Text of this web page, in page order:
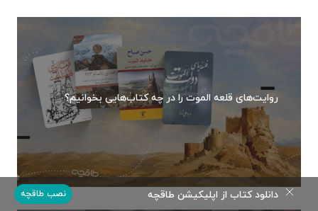
روایت‌های قلعه الموت را در چه کتاب‌هایی بخوانیم؟
دانلود کتاب از اپلیکیشن طاقچه نصب طاقچه